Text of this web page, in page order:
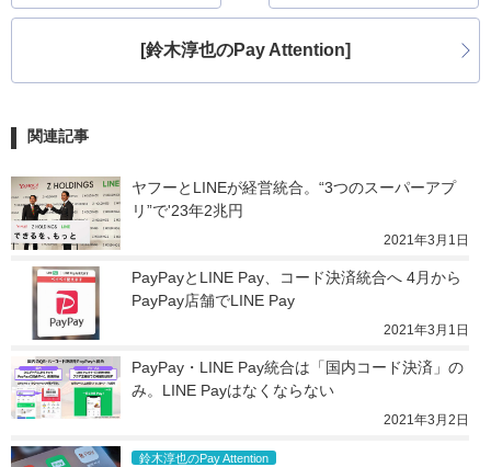
[鈴木淳也のPay Attention]
関連記事
ヤフーとLINEが経営統合。“3つのスーパーアプ
リ”で'23年2兆円
2021年3月1日
PayPayとLINE Pay、コード決済統合へ 4月から
PayPay店舗でLINE Pay
2021年3月1日
PayPay・LINE Pay統合は「国内コード決済」の
み。LINE Payはなくならない
2021年3月2日
鈴木淳也のPay Attention